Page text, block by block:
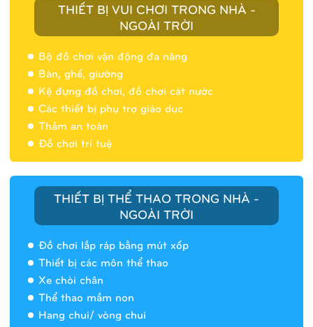
THIẾT BỊ VUI CHƠI TRONG NHÀ -
NGOÀI TRỜI
Bộ đồ chơi vận động đa năng
Bàn, ghế, giường
Kệ đựng đồ chơi, đồ chơi cát nước
Các thiết bị phụ trợ giáo dục
Thảm an toàn
Đồ chơi trí tuệ
THIẾT BỊ THỂ THAO TRONG NHÀ -
NGOÀI TRỜI
Đồ chơi lắp ráp bằng mút xốp
Thiết bị các môn thể thao
Xe chòi chân
Thể thao mầm non
Hang chui/ vòng chui
Nhà banh 9H5404
Nhà banh 9H5408